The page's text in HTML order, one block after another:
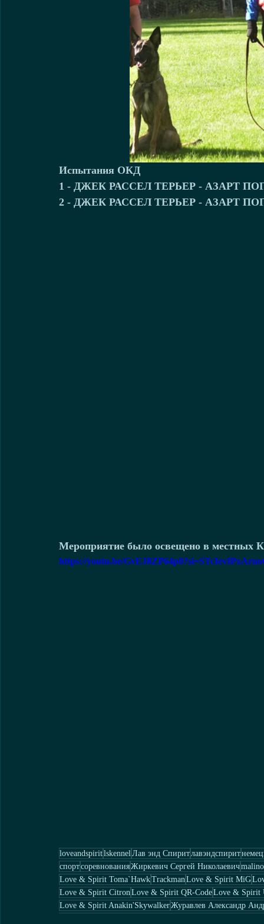
Испытания ОКД
1 - ДЖЕК РАССЕЛ ТЕРЬЕР - АЗАРТ
2 - ДЖЕК РАССЕЛ ТЕРЬЕР - АЗАРТ
Мероприятие было освещено в местных
https://youtu.be/
loveandspiritlskennelЛав энд Спиритлавэндспирит
спортсоревнованияЖиркевич Сергей Николаевич
Love & Spirit Toma`HawkTrackmanLove & Spirit MiG
Love & Spirit CitronLove & Spirit QR-CodeLove & Spirit
Love & Spirit Anakin'SkywalkerЖуравлев Александр